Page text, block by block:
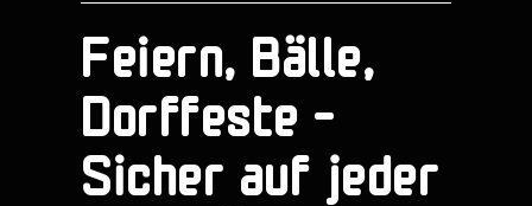
Feiern, Bälle,
Dorffeste –
Sicher auf jeder